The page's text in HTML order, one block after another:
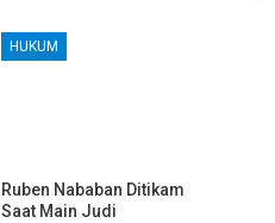
HUKUM
Ruben Nababan Ditikam
Saat Main Judi